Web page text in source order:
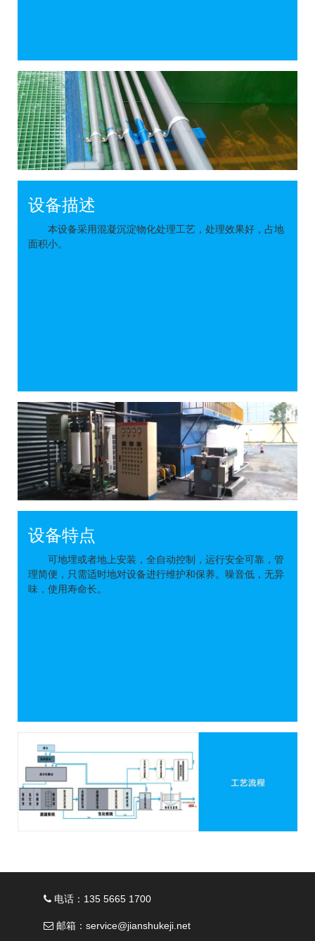
设备描述
本设备采用混凝沉淀物化处理工艺，处理效果好，占地
面积小。
设备特点
可地埋或者地上安装，全自动控制，运行安全可靠，管
理简便，只需适时地对设备进行维护和保养。噪音低，无异
味，使用寿命长。
电话：135 5665 1700
邮箱：service@jianshukeji.net